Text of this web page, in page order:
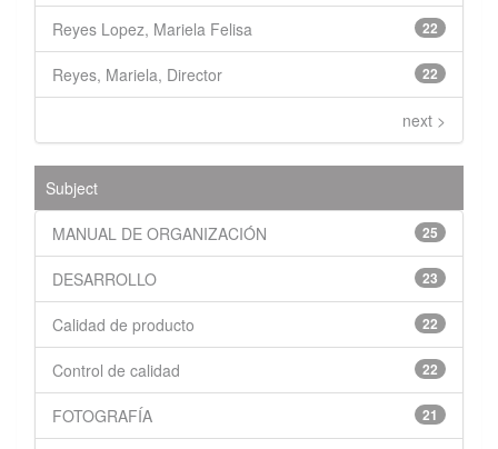
22
Reyes Lopez, Mariela Felisa
22
Reyes, Mariela, Director
next >
Subject
25
MANUAL DE ORGANIZACIÓN
23
DESARROLLO
22
Calidad de producto
22
Control de calidad
21
FOTOGRAFÍA